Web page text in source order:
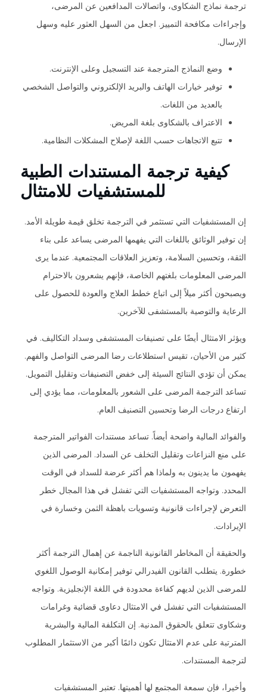
ترجمة نماذج الشكاوى، واتصالات المدافعين عن المرضى،
وإجراءات مكافحة التمييز. اجعل من السهل العثور عليه وسهل
الإرسال.
وضع النماذج المترجمة عند التسجيل وعلى الإنترنت.
توفير خيارات الهاتف والبريد الإلكتروني والتواصل الشخصي
بالعديد من اللغات.
الاعتراف بالشكاوى بلغة المريض.
تتبع الاتجاهات حسب اللغة لإصلاح المشكلات النظامية.
كيفية ترجمة المستندات الطبية
للمستشفيات للامتثال
إن المستشفيات التي تستثمر في الترجمة تخلق قيمة طويلة الأمد.
إن توفير الوثائق باللغات التي يفهمها المرضى يساعد على بناء
الثقة، وتحسين السلامة، وتعزيز العلاقات المجتمعية. عندما يرى
المرضى المعلومات بلغتهم الخاصة، فإنهم يشعرون بالاحترام
ويصبحون أكثر ميلاً إلى اتباع خطط العلاج والعودة للحصول على
الرعاية والتوصية بالمستشفى للآخرين.
ويؤثر الامتثال أيضًا على تصنيفات المستشفى وسداد التكاليف. في
كثير من الأحيان، تقيس استطلاعات رضا المرضى التواصل والفهم.
يمكن أن تؤدي النتائج السيئة إلى خفض التصنيفات وتقليل التمويل.
تساعد الترجمة المرضى على الشعور بالمعلومات، مما يؤدي إلى
ارتفاع درجات الرضا وتحسين التصنيف العام.
والفوائد المالية واضحة أيضاً. تساعد مستندات الفواتير المترجمة
على منع النزاعات وتقليل التخلف عن السداد. المرضى الذين
يفهمون ما يدينون به ولماذا هم أكثر عرضة للسداد في الوقت
المحدد. وتواجه المستشفيات التي تفشل في هذا المجال خطر
التعرض لإجراءات قانونية وتسويات باهظة الثمن وخسارة في
الإيرادات.
والحقيقة أن المخاطر القانونية الناجمة عن إهمال الترجمة أكثر
خطورة. يتطلب القانون الفيدرالي توفير إمكانية الوصول اللغوي
للمرضى الذين لديهم كفاءة محدودة في اللغة الإنجليزية. وتواجه
المستشفيات التي تفشل في الامتثال دعاوى قضائية وغرامات
وشكاوى تتعلق بالحقوق المدنية. إن التكلفة المالية والبشرية
المترتبة على عدم الامتثال تكون دائمًا أكبر من الاستثمار المطلوب
لترجمة المستندات.
وأخيرا، فإن سمعة المجتمع لها أهميتها. تعتبر المستشفيات